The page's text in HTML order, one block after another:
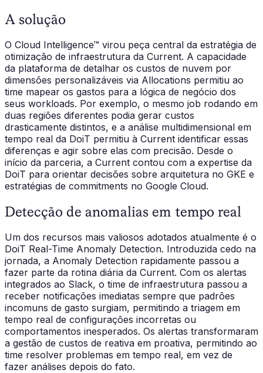
A solução
O Cloud Intelligence™ virou peça central da estratégia de
otimização de infraestrutura da Current. A capacidade
da plataforma de detalhar os custos de nuvem por
dimensões personalizáveis via Allocations permitiu ao
time mapear os gastos para a lógica de negócio dos
seus workloads. Por exemplo, o mesmo job rodando em
duas regiões diferentes podia gerar custos
drasticamente distintos, e a análise multidimensional em
tempo real da DoiT permitiu à Current identificar essas
diferenças e agir sobre elas com precisão. Desde o
início da parceria, a Current contou com a expertise da
DoiT para orientar decisões sobre arquitetura no GKE e
estratégias de commitments no Google Cloud.
Detecção de anomalias em tempo real
Um dos recursos mais valiosos adotados atualmente é o
DoiT Real-Time Anomaly Detection. Introduzida cedo na
jornada, a Anomaly Detection rapidamente passou a
fazer parte da rotina diária da Current. Com os alertas
integrados ao Slack, o time de infraestrutura passou a
receber notificações imediatas sempre que padrões
incomuns de gasto surgiam, permitindo a triagem em
tempo real de configurações incorretas ou
comportamentos inesperados. Os alertas transformaram
a gestão de custos de reativa em proativa, permitindo ao
time resolver problemas em tempo real, em vez de
fazer análises depois do fato.